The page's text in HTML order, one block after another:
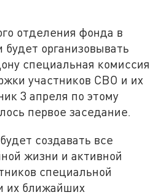
отделения фонда в
будет организовывать
специальная комиссия
участников СВО и их
3 апреля по этому
первое заседание.
создавать все
жизни и активной
специальной
их ближайших